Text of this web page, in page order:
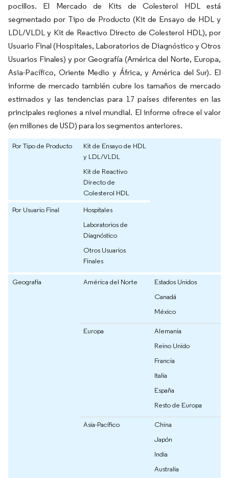
pocillos. El Mercado de Kits de Colesterol HDL está
segmentado por Tipo de Producto (Kit de Ensayo de HDL y
LDL/VLDL y Kit de Reactivo Directo de Colesterol HDL), por
Usuario Final (Hospitales, Laboratorios de Diagnóstico y Otros
Usuarios Finales) y por Geografía (América del Norte, Europa,
Asia-Pacífico, Oriente Medio y África, y América del Sur). El
informe de mercado también cubre los tamaños de mercado
estimados y las tendencias para 17 países diferentes en las
principales regiones a nivel mundial. El informe ofrece el valor
(en millones de USD) para los segmentos anteriores.
Por Tipo de Producto
Kit de Ensayo de HDL
y LDL/VLDL
Kit de Reactivo
Directo de
Colesterol HDL
Por Usuario Final
Hospitales
Laboratorios de
Diagnóstico
Otros Usuarios
Finales
Geografía América del Norte
Estados Unidos
Canadá
México
Europa
Alemania
Reino Unido
Francia
Italia
España
Resto de Europa
Asia-Pacífico
China
Japón
India
Australia